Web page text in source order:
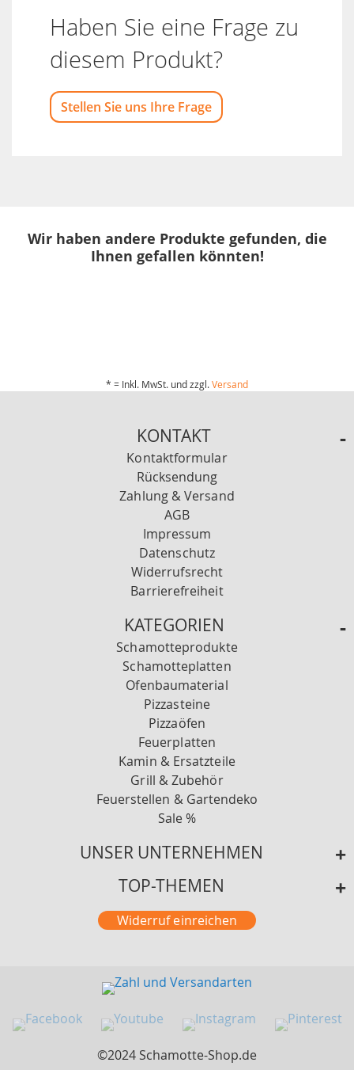
Haben Sie eine Frage zu
diesem Produkt?
Stellen Sie uns Ihre Frage
Wir haben andere Produkte gefunden, die
Ihnen gefallen könnten!
* = Inkl. MwSt. und zzgl.Versand
KONTAKT
Kontaktformular
Rücksendung
Zahlung & Versand
AGB
Impressum
Datenschutz
Widerrufsrecht
Barrierefreiheit
KATEGORIEN
Schamotteprodukte
Schamotteplatten
Ofenbaumaterial
Pizzasteine
Pizzaöfen
Feuerplatten
Kamin & Ersatzteile
Grill & Zubehör
Feuerstellen & Gartendeko
Sale %
UNSER UNTERNEHMEN
TOP-THEMEN
Widerruf einreichen
©2024 Schamotte-Shop.de